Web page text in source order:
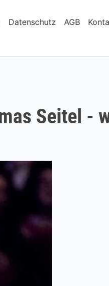
Datenschutz AGB
Seitel -